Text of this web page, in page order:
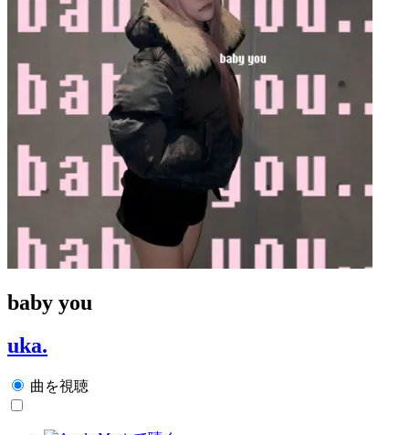
baby you
uka.
曲を視聴